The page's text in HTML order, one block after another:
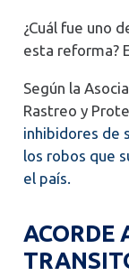
¿Cuál fue uno
esta reforma?
Según la
Rastreo y
inhibidores de
los robos que
el país.
ACORDE